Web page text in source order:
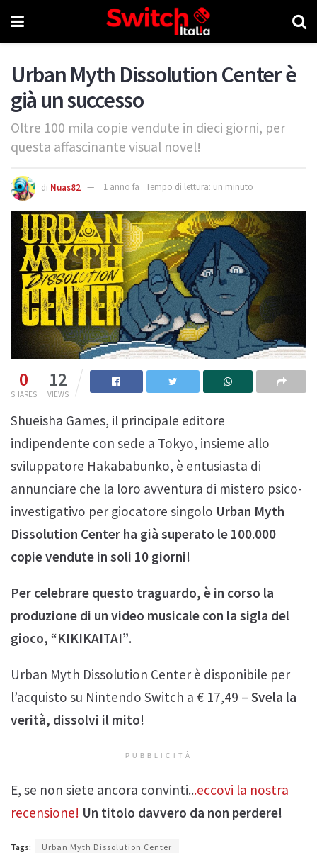
Urban Myth Dissolution Center è
già un successo
Oltre 100 mila copie vendute in dieci giorni, per
questa affascinante visual novel!
di Nuas82 1 anno fa Tempo di lettura: un minuto
0
SHARES
12
VIEWS
Shueisha Games, il principale editore
indipendente con sede a Tokyo, insieme allo
sviluppatore Hakababunko, è entusiasta di
annunciare che la loro avventura di mistero psico-
investigativo per giocatore singolo Urban Myth
Dissolution Center ha già superato le 100.000
copie vendute in soli 10 giorni!
Per celebrare questo traguardo, è in corso la
produzione di un video musicale con la sigla del
gioco, “KIKIKAITAI”.
Urban Myth Dissolution Center è disponibile per
l’acquisto su Nintendo Switch a € 17,49 – Svela la
verità, dissolvi il mito!
PUBBLICITÀ
E, se non siete ancora convinti...eccovi la nostra
recensione! Un titolo davvero da non perdere!
Tags: Urban Myth Dissolution Center